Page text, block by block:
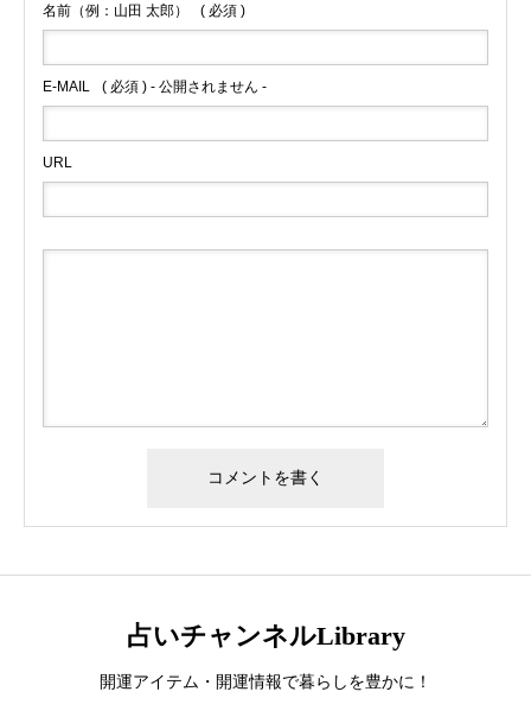
名前（例：山田 太郎） ( 必須 )
E-MAIL ( 必須 ) - 公開されません -
URL
占いチャンネルLibrary
開運アイテム・開運情報で暮らしを豊かに！